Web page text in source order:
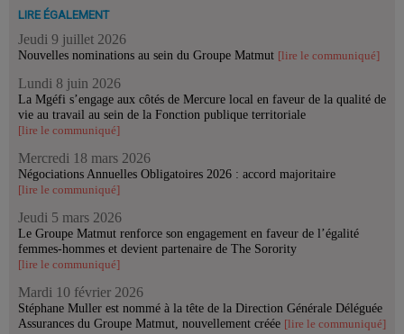
LIRE ÉGALEMENT
Jeudi 9 juillet 2026
Nouvelles nominations au sein du Groupe Matmut [lire le communiqué]
Lundi 8 juin 2026
La Mgéfi s’engage aux côtés de Mercure local en faveur de la qualité de
vie au travail au sein de la Fonction publique territoriale
[lire le communiqué]
Mercredi 18 mars 2026
Négociations Annuelles Obligatoires 2026 : accord majoritaire
[lire le communiqué]
Jeudi 5 mars 2026
Le Groupe Matmut renforce son engagement en faveur de l’égalité
femmes-hommes et devient partenaire de The Sorority
[lire le communiqué]
Mardi 10 février 2026
Stéphane Muller est nommé à la tête de la Direction Générale Déléguée
Assurances du Groupe Matmut, nouvellement créée [lire le communiqué]